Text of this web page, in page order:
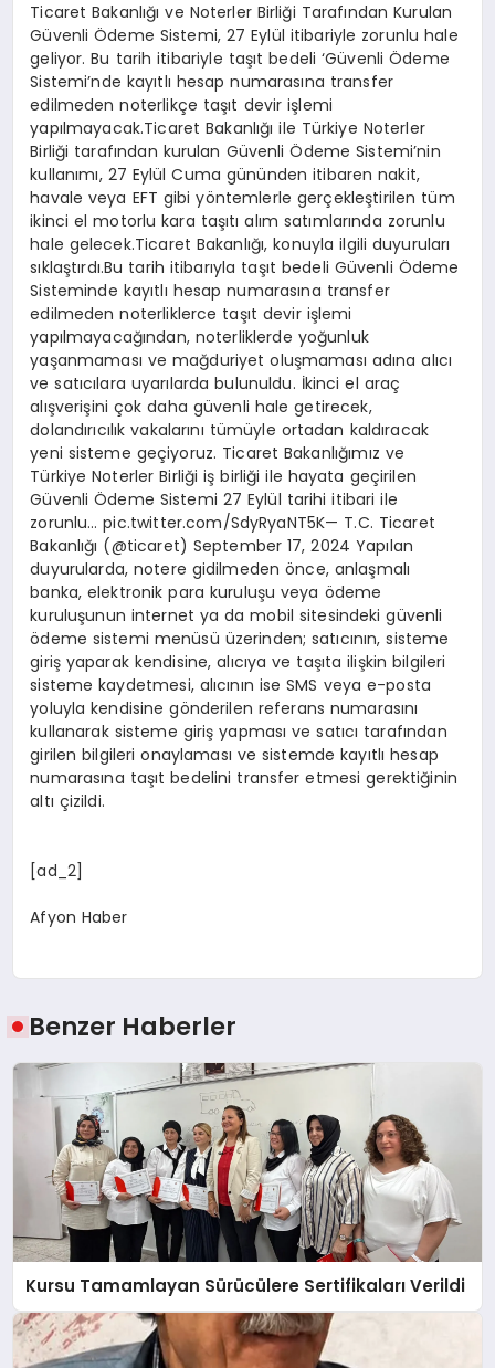
Ticaret Bakanlığı ve Noterler Birliği Tarafından Kurulan
Güvenli Ödeme Sistemi, 27 Eylül itibariyle zorunlu hale
geliyor. Bu tarih itibariyle taşıt bedeli ‘Güvenli Ödeme
Sistemi’nde kayıtlı hesap numarasına transfer
edilmeden noterlikçe taşıt devir işlemi
yapılmayacak.Ticaret Bakanlığı ile Türkiye Noterler
Birliği tarafından kurulan Güvenli Ödeme Sistemi’nin
kullanımı, 27 Eylül Cuma gününden itibaren nakit,
havale veya EFT gibi yöntemlerle gerçekleştirilen tüm
ikinci el motorlu kara taşıtı alım satımlarında zorunlu
hale gelecek.Ticaret Bakanlığı, konuyla ilgili duyuruları
sıklaştırdı.Bu tarih itibarıyla taşıt bedeli Güvenli Ödeme
Sisteminde kayıtlı hesap numarasına transfer
edilmeden noterliklerce taşıt devir işlemi
yapılmayacağından, noterliklerde yoğunluk
yaşanmaması ve mağduriyet oluşmaması adına alıcı
ve satıcılara uyarılarda bulunuldu. İkinci el araç
alışverişini çok daha güvenli hale getirecek,
dolandırıcılık vakalarını tümüyle ortadan kaldıracak
yeni sisteme geçiyoruz. Ticaret Bakanlığımız ve
Türkiye Noterler Birliği iş birliği ile hayata geçirilen
Güvenli Ödeme Sistemi 27 Eylül tarihi itibari ile
zorunlu… pic.twitter.com/SdyRyaNT5K— T.C. Ticaret
Bakanlığı (@ticaret) September 17, 2024 Yapılan
duyurularda, notere gidilmeden önce, anlaşmalı
banka, elektronik para kuruluşu veya ödeme
kuruluşunun internet ya da mobil sitesindeki güvenli
ödeme sistemi menüsü üzerinden; satıcının, sisteme
giriş yaparak kendisine, alıcıya ve taşıta ilişkin bilgileri
sisteme kaydetmesi, alıcının ise SMS veya e-posta
yoluyla kendisine gönderilen referans numarasını
kullanarak sisteme giriş yapması ve satıcı tarafından
girilen bilgileri onaylaması ve sistemde kayıtlı hesap
numarasına taşıt bedelini transfer etmesi gerektiğinin
altı çizildi.
[ad_2]
Afyon Haber
Benzer Haberler
Kursu Tamamlayan Sürücülere Sertifikaları Verildi